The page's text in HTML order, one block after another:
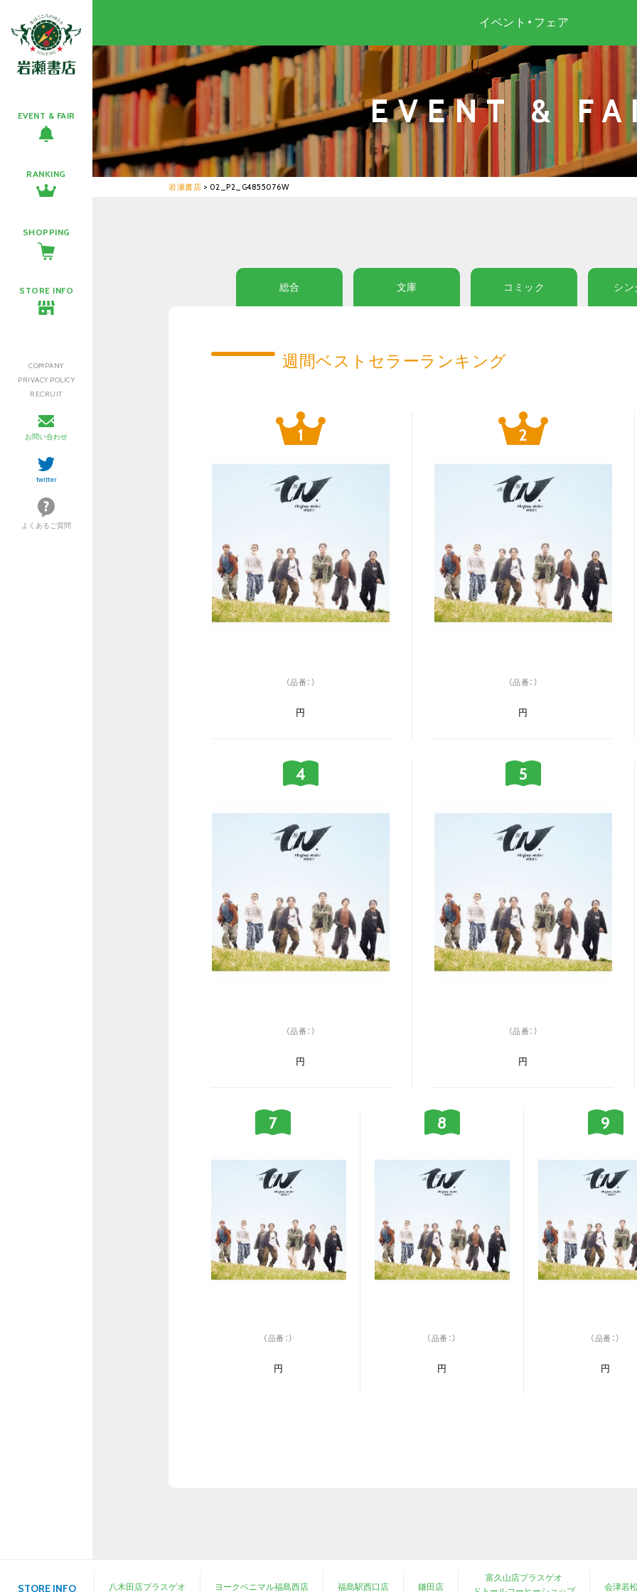
EVENT & FAIR
RANKING
SHOPPING
STORE INFO
COMPANY
PRIVACY POLICY
RECRUIT
お問い合わせ
twitter
よくあるご質問
イベント・フェア
EVENT &
岩瀬書店 > 02_P2_G4855076W
総合 文庫 コミック シン
週間ベストセラーランキング
（品番：）
円
（品番：）
円
（品番：）
円
（品番：）
円
（品番：）
円
（品番：）
円
（品番：）
円
STORE INFO 八木田店プラスゲオ ヨークベニマル福島西店 福島駅西口店 鎌田店
富久山店プラスゲオ
会津若